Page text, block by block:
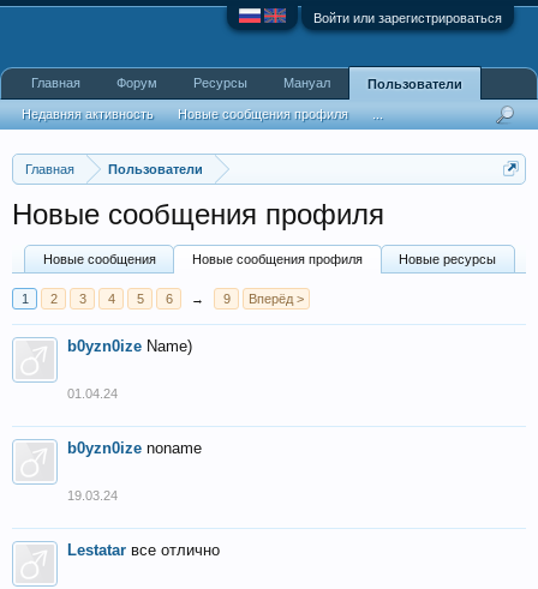
Войти или зарегистрироваться
Главная Пользователи
Новые сообщения профиля
Новые сообщения Новые сообщения профиля Новые ресурсы
1 2 3 4 5 6 → 9 Вперёд >
b0yzn0ize Name)
01.04.24
b0yzn0ize noname
19.03.24
Lestatar все отлично
Главная Форум Ресурсы Мануал Пользователи
Недавняя активность Новые сообщения профиля